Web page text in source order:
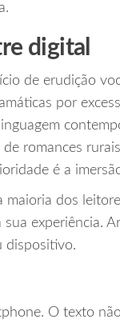
digital
de erudição
por
romances
é a
dos
experiência.
dispositivo.
O texto